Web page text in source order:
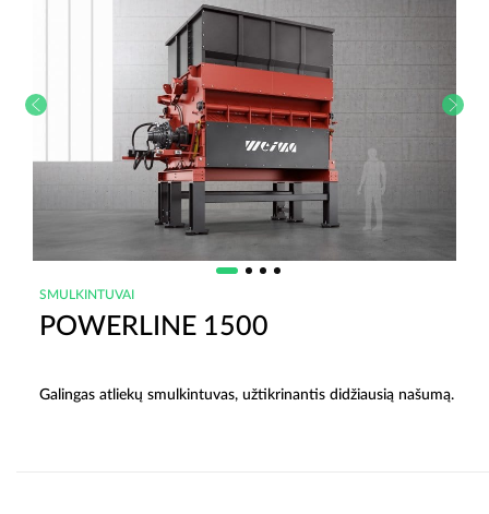
SMULKINTUVAI
POWERLINE 1500
Galingas atliekų smulkintuvas, užtikrinantis didžiausią našumą.